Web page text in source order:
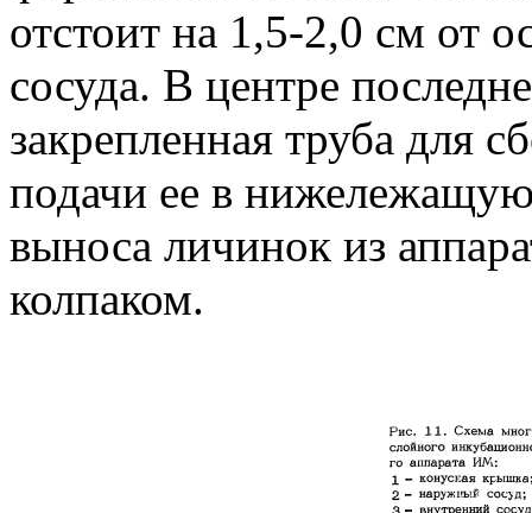
отстоит на 1,5-2,0 см от
сосуда. В центре
закрепленная труба для
подачи ее в
выноса личинок из
колпаком.